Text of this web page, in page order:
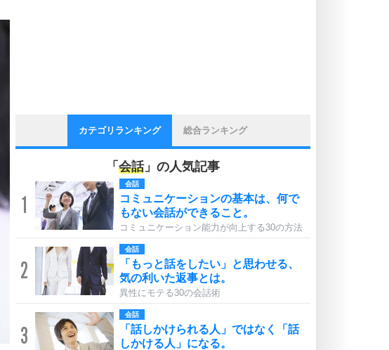
カテゴリランキング 総合ランキング
「 会話」の人気記事
1
会話
コミュニケーションの基本は、何で
もない会話ができること。
コミュニケーション能力が向上する30の方法
2
会話
「もっと話をしたい」と思わせる、
気の利いた返事とは。
異性にモテる30の会話術
3
会話
「話しかけられる人」ではなく「話
しかける人」になる。